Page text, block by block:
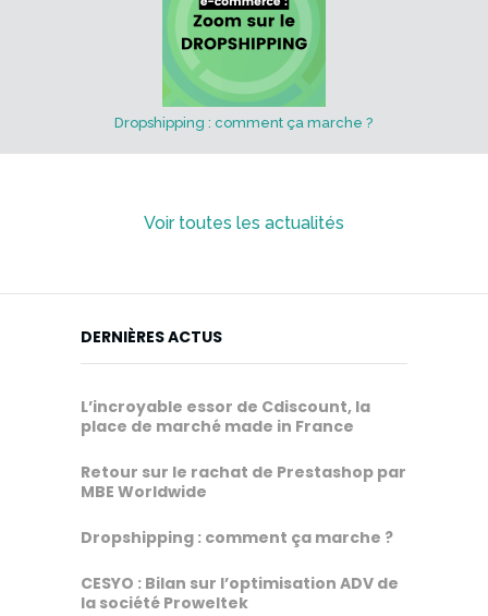
Dropshipping : comment ça marche ?
Voir toutes les actualités
DERNIÈRES ACTUS
L’incroyable essor de Cdiscount, la
place de marché made in France
Retour sur le rachat de Prestashop par
MBE Worldwide
Dropshipping : comment ça marche ?
CESYO : Bilan sur l’optimisation ADV de
la société Proweltek